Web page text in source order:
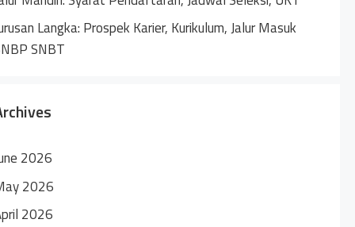
Langka: Prospek Karier, Kurikulum, Jalur Masuk
SNBT
2026
2026
2026